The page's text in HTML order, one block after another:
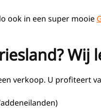
ook in een super mooie
Wij
verkoop. U profiteert